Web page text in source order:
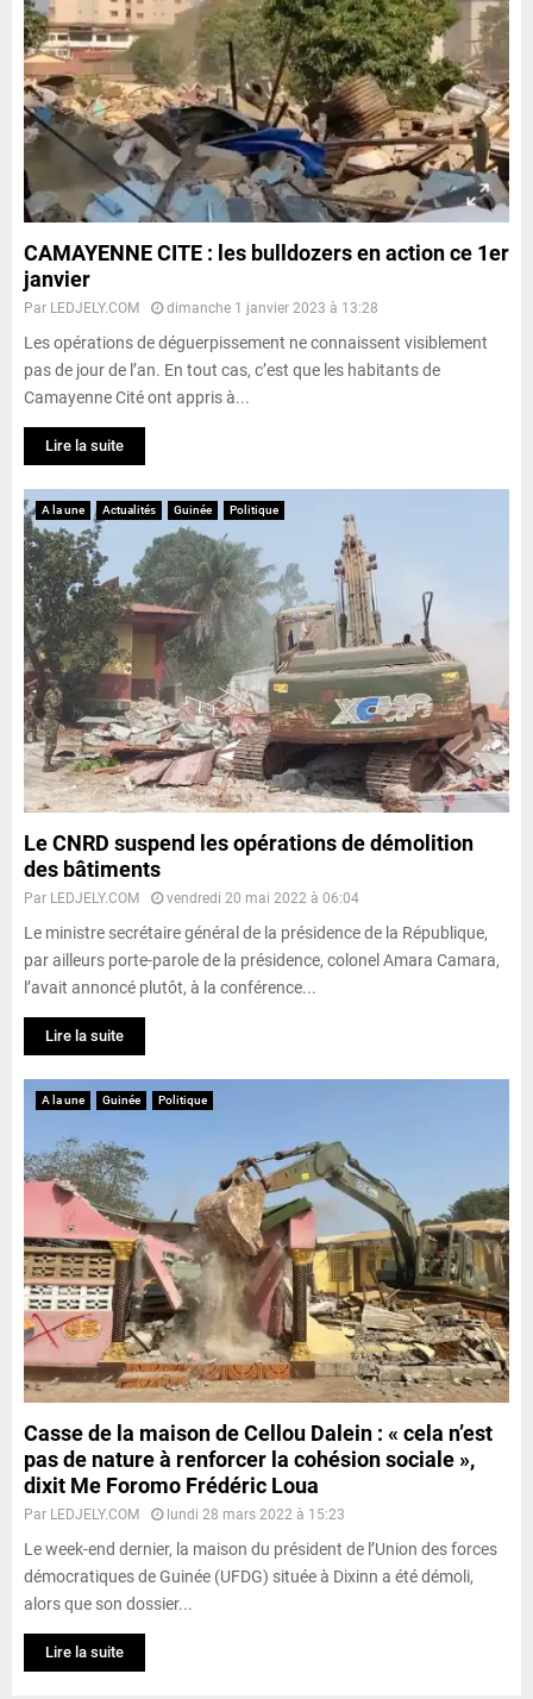
CAMAYENNE CITE : les bulldozers en action ce 1er
janvier
Par LEDJELY.COM dimanche 1 janvier 2023 à 13:28
Les opérations de déguerpissement ne connaissent visiblement
pas de jour de l’an. En tout cas, c’est que les habitants de
Camayenne Cité ont appris à...
Lire la suite
A la une Actualités Guinée Politique
Le CNRD suspend les opérations de démolition
des bâtiments
Par LEDJELY.COM vendredi 20 mai 2022 à 06:04
Le ministre secrétaire général de la présidence de la République,
par ailleurs porte-parole de la présidence, colonel Amara Camara,
l’avait annoncé plutôt, à la conférence...
Lire la suite
A la une Guinée Politique
Casse de la maison de Cellou Dalein : « cela n’est
pas de nature à renforcer la cohésion sociale »,
dixit Me Foromo Frédéric Loua
Par LEDJELY.COM lundi 28 mars 2022 à 15:23
Le week-end dernier, la maison du président de l’Union des forces
démocratiques de Guinée (UFDG) située à Dixinn a été démoli,
alors que son dossier...
Lire la suite